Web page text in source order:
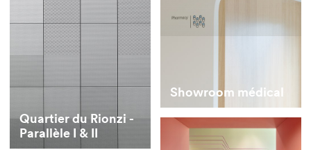
Quartier du Rionzi -
Parallèle I & II
Showroom médical